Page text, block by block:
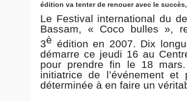
édition va tenter de renouer avec le
Le Festival international du
Bassam, « Coco bulles »,
3è édition en 2007. Dix
démarre ce jeudi 16 au
pour prendre fin le 18 mars.
initiatrice de l’événement
déterminée à en faire un